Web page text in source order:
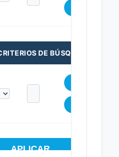
DE BÚSQUEDA: